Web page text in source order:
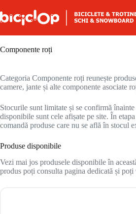
Componente roți
Categoria Componente roți reunește
camere, jante și alte componente asociate
Stocurile sunt limitate și se confirmă
disponibile sunt cele afișate pe site. În
comandă produse care nu se află în stocul
Produse disponibile
Vezi mai jos produsele disponibile în
produs poți consulta pagina dedicată și